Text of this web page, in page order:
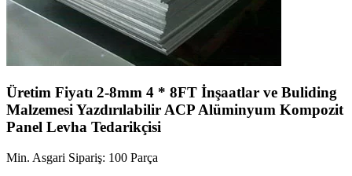
Üretim Fiyatı 2-8mm 4 * 8FT İnşaatlar ve Buliding
Malzemesi Yazdırılabilir ACP Alüminyum Kompozit
Panel Levha Tedarikçisi
Min. Asgari Sipariş: 100 Parça